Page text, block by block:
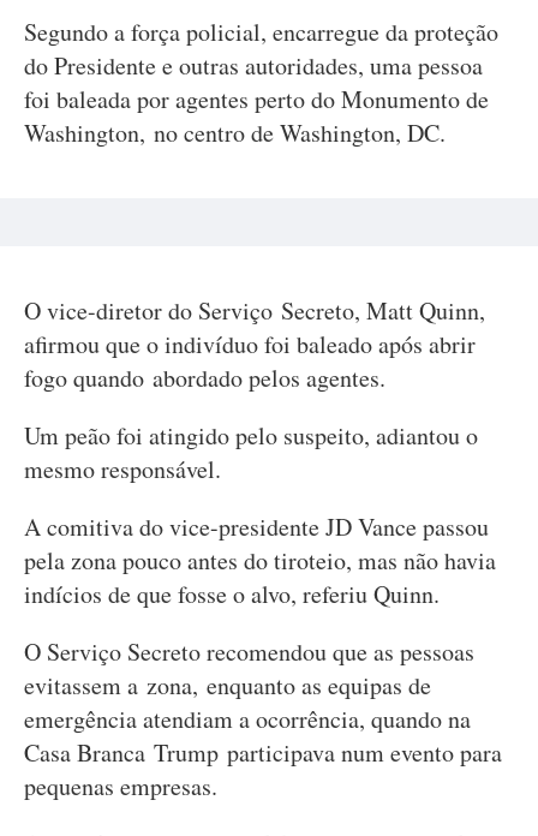
Segundo a força policial, encarregue da proteção
do Presidente e outras autoridades, uma pessoa
foi baleada por agentes perto do Monumento de
Washington, no centro de Washington, DC.
O vice-diretor do Serviço Secreto, Matt Quinn,
afirmou que o indivíduo foi baleado após abrir
fogo quando abordado pelos agentes.
Um peão foi atingido pelo suspeito, adiantou o
mesmo responsável.
A comitiva do vice-presidente JD Vance passou
pela zona pouco antes do tiroteio, mas não havia
indícios de que fosse o alvo, referiu Quinn.
O Serviço Secreto recomendou que as pessoas
evitassem a zona, enquanto as equipas de
emergência atendiam a ocorrência, quando na
Casa Branca Trump participava num evento para
pequenas empresas.